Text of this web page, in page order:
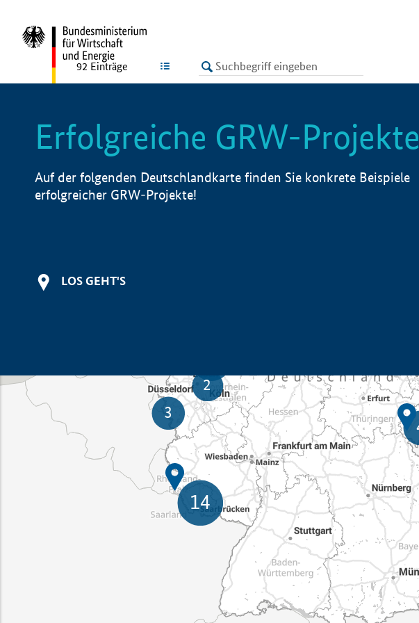
LISTE
92 Einträge
Erfolgreiche GRW-Projekte
Auf der folgenden Deutschlandkarte finden Sie konkrete Beispiele
erfolgreicher GRW-Projekte!
LOS GEHT'S